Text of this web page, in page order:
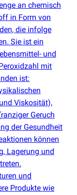
an chemisch
in Form von
die infolge
Sie ist ein
und
mit
ist:
Viskosität),
ranziger Geruch
der Gesundheit
können
Lagerung und
und
Produkte wie